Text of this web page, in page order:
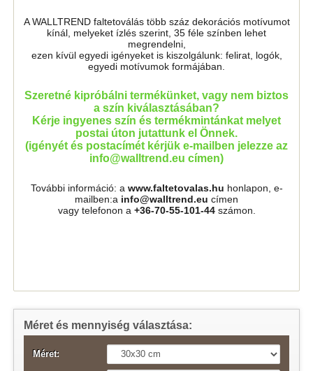
A WALLTREND faltetoválás több száz dekorációs motívumot
kínál, melyeket ízlés szerint, 35 féle színben lehet
megrendelni,
ezen kívül egyedi igényeket is kiszolgálunk: felirat, logók,
egyedi motívumok formájában.
Szeretné kipróbálni termékünket, vagy nem biztos
a szín kiválasztásában?
Kérje ingyenes szín és termékmintánkat melyet
postai úton jutattunk el Önnek.
(igényét és postacímét kérjük e-mailben jelezze az
info@walltrend.eu címen)
További információ: a www.faltetovalas.hu honlapon, e-
mailben:a info@walltrend.eu címen
vagy telefonon a +36-70-55-101-44 számon.
Méret és mennyiség választása:
Méret: